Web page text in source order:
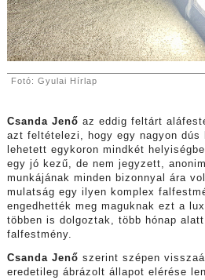
Fotó: Gyulai Hírlap
Csanda Jenő az eddig feltárt
azt feltételezi, hogy egy nagyon dús
lehetett egykoron mindkét
egy jó kezű, de nem jegyzett,
munkájának minden bizonnyal ára
mulatság egy ilyen komplex
engedhették meg maguknak ezt a
többen is dolgoztak, több hónap
falfestmény.
Csanda Jenő szerint szépen
eredetileg ábrázolt állapot elérése